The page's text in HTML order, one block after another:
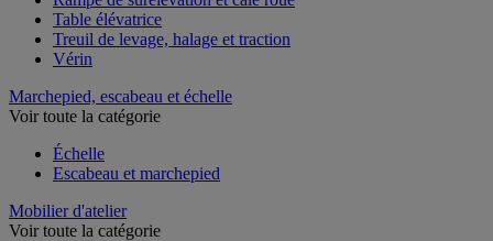
Table élévatrice
Treuil de levage, halage et traction
Vérin
Marchepied, escabeau et échelle
Voir toute la catégorie
Échelle
Escabeau et marchepied
Mobilier d'atelier
Voir toute la catégorie